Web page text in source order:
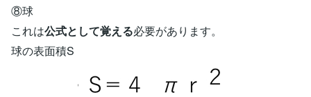
⑧球
これは公式として覚える必要があります。
球の表面積S